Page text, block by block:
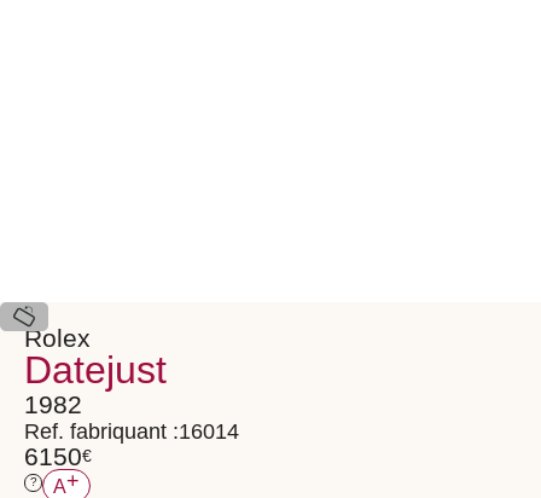
Rolex
Datejust
1982
Ref. fabriquant :16014
6150€
? A+